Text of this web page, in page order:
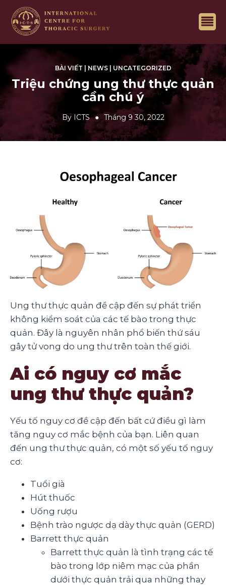
BÀI VIẾT NEWS| UNCATEGORIZED
Triệu chứng ung thư thực quản
cần chú ý
By ICTS Tháng 9 30, 2022
Ung thư thực quản đề cập đến sự phát triển
không kiểm soát của các tế bào trong thực
quản. Đây là nguyên nhân phổ biến thứ sáu
gây tử vong do ung thư trên toàn thế giới.
Ai có nguy cơ mắc
ung thư thực quản?
Yếu tố nguy cơ đề cập đến bất cứ điều gì làm
tăng nguy cơ mắc bệnh của bạn. Liên quan
đến ung thư thực quản, có một số yếu tố nguy
cơ:
Tuổi già
Hút thuốc
Uống rượu
Bệnh trào ngược dạ dày thực quản (GERD)
Barrett thực quản
Barrett thực quản là tình trạng các tế
bào trong lớp niêm mạc của phần
dưới thực quản trải qua những thay